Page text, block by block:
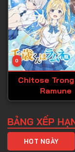
0
Chitose
Ramune
BẢNG XẾP
HOT NGÀY